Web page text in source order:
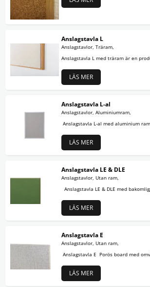
Anslagstavla L
Anslagstavlor, Träram,
Anslagstavla L med träram är en
LÄS MER
Anslagstavla L-al
Anslagstavlor, Aluminiumram,
Anslagstavla L-al med aluminium
LÄS MER
Anslagstavla LE & DLE
Anslagstavlor, Utan ram,
Anslagstavla LE & DLE med
LÄS MER
Anslagstavla E
Anslagstavlor, Utan ram,
Anslagstavla E Porös board med
LÄS MER